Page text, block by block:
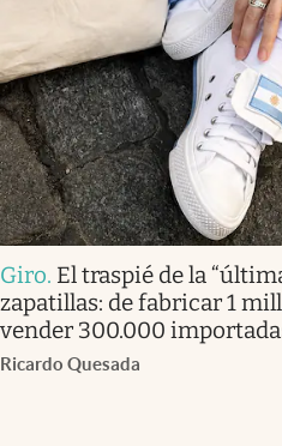
Giro. El traspié de la
zapatillas: de fabricar 1
vender 300.000
Ricardo Quesada